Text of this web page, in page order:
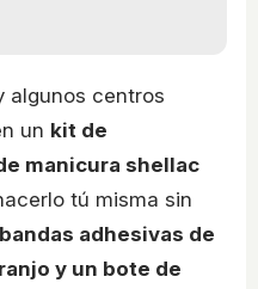
algunos centros
un kit de
manicura shellac
tú misma sin
bandas adhesivas de
y un bote de